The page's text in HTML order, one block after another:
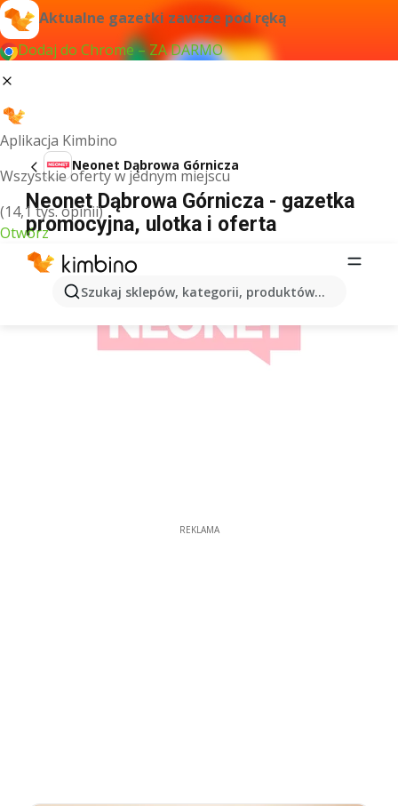
Aktualne gazetki zawsze pod ręką
Dodaj do Chrome – ZA DARMO
Aplikacja Kimbino
Wszystkie oferty w jednym miejscu
(14,1 tys. opinii)
Otwórz
Szukaj sklepów, kategorii, produktów...
Neonet Dąbrowa Górnicza
Neonet Dąbrowa Górnicza - gazetka
promocyjna, ulotka i oferta
REKLAMA